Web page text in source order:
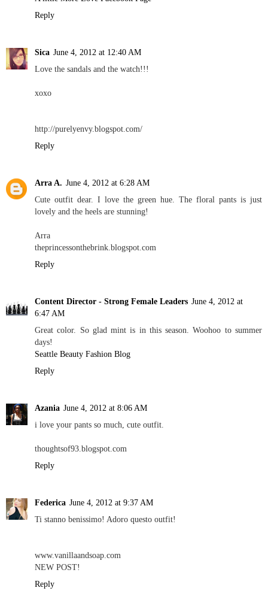
Reply
Sica June 4, 2012 at 12:40 AM
Love the sandals and the watch!!!
xoxo
http://purelyenvy.blogspot.com/
Reply
Arra A. June 4, 2012 at 6:28 AM
Cute outfit dear. I love the green hue. The floral pants is just
lovely and the heels are stunning!
Arra
theprincessonthebrink.blogspot.com
Reply
Content Director - Strong Female Leaders June 4, 2012 at
6:47 AM
Great color. So glad mint is in this season. Woohoo to summer
days!
Seattle Beauty Fashion Blog
Reply
Azania June 4, 2012 at 8:06 AM
i love your pants so much, cute outfit.
thoughtsof93.blogspot.com
Reply
Federica June 4, 2012 at 9:37 AM
Ti stanno benissimo! Adoro questo outfit!
www.vanillaandsoap.com
NEW POST!
Reply